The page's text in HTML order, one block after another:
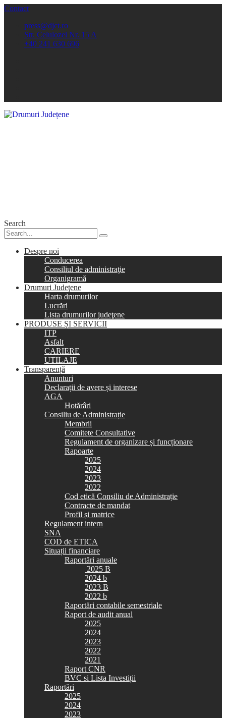
Contact
press@djct.ro
Str. Celulozei Nr. 15 A
+40 241 630 696
Search
Despre noi
Conducerea
Consiliul de administraţie
Organigramă
Drumuri Judeţene
Harta drumurilor
Lucrări
Lista drumurilor judeţene
PRODUSE ȘI SERVICII
ITP
Asfalt
CARIERE
UTILAJE
Transparență
Anunturi
Declarații de avere și interese
AGA
Hotărâri
Consiliu de Administrație
Membrii
Comitete Consultative
Regulament de organizare și funcționare
Rapoarte
2025
2024
2023
2022
Cod etică Consiliu de Administrație
Contracte de mandat
Profil și matrice
Regulament intern
SNA
COD de ETICA
Situații financiare
Raportări anuale
2025 B
2024 b
2023 B
2022 b
Raportări contabile semestriale
Raport de audit anual
2025
2024
2023
2022
2021
Raport CNR
BVC si Lista Investiții
Raportări
2025
2024
2023